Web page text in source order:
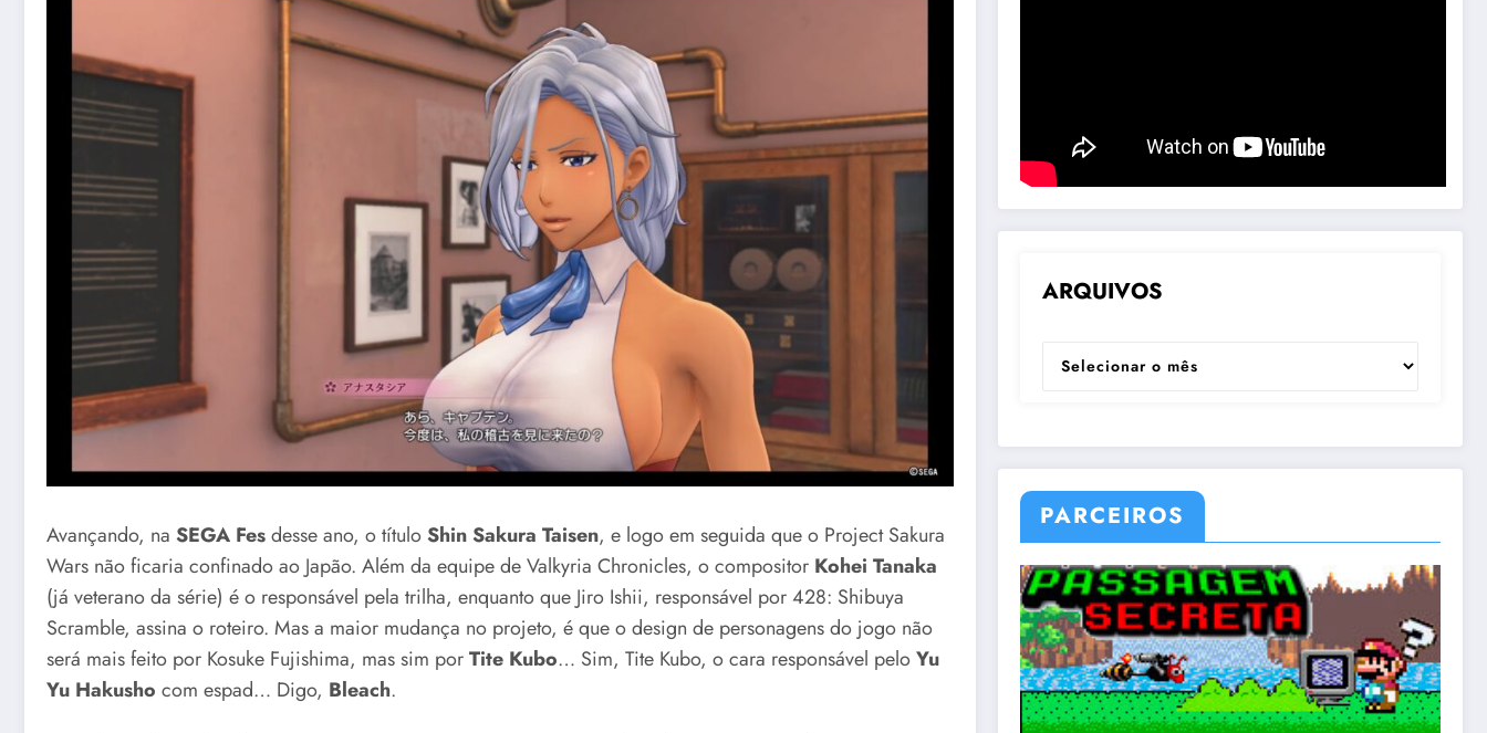
Avançando, na SEGA Fesdesse ano, o títuloShin Sakura Taisen, e logo em seguida que o Project Sakura
Wars não ficaria confinado ao Japão. Além da equipe de Valkyria Chronicles, o compositor Kohei Tanaka
(já veterano da série) é o responsável pela trilha, enquanto que Jiro Ishii, responsável por 428: Shibuya
Scramble, assina o roteiro. Mas a maior mudança no projeto, é que o design de personagens do jogo não
será mais feito por Kosuke Fujishima, mas sim porTite Kubo… Sim, Tite Kubo, o cara responsável peloYu
Yu Hakusho com espad… Digo, Bleach.
ARQUIVOS
ARQUIVOS
PARCEIROS